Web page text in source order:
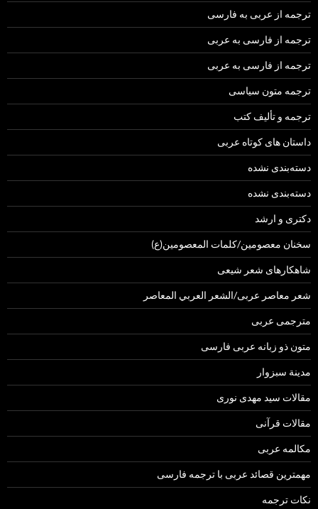
ترجمه از عربی به فارسی
ترجمه از فارسی به عربی
ترجمه از فارسی به عربی
ترجمه متون سیاسی
ترجمه و تألیف کتب
داستان های کوتاه عربی
دسته‌بندی نشده
دسته‌بندی نشده
دکتری و ارشد
سخنان معصومین/کلمات المعصومین(ع)
شاهکارهای شعر شیعی
شعر معاصر عربی/الشعر العربي المعاصر
مترجمی عربی
متون ذو زبانه عربی فارسی
مدينة سبزوار
مقالات سید مهدی نوری
مقالات قرآنی
مکالمه عربی
مهمترین قصائد عربی با ترجمه فارسی
نکات ترجمه